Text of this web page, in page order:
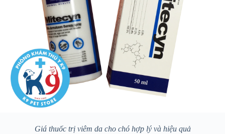
Giá thuốc trị viêm da cho chó hợp lý và hiệu quả